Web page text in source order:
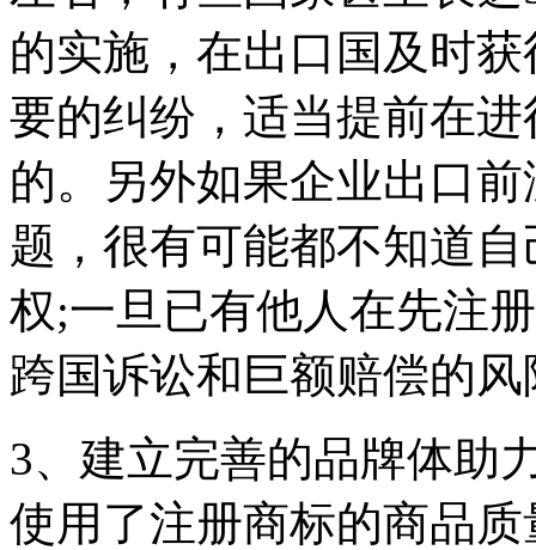
的实施，在出口国及时
要的纠纷，适当提前在
的。另外如果企业出口
题，很有可能都不知道
权;一旦已有他人在先注
跨国诉讼和巨额赔偿的风
3、建立完善的品牌体助
使用了注册商标的商品